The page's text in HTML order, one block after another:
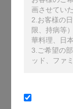
画させてい
2.お客様の
限、持病等
華料理、日
3.ご希望の
ッド、ファ